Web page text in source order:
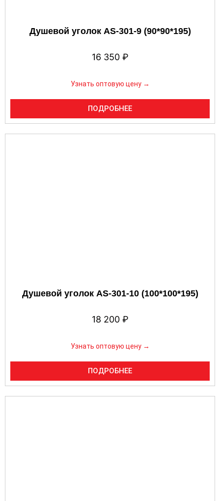
Душевой уголок AS-301-9 (90*90*195)
16 350 ₽
Узнать оптовую цену →
ПОДРОБНЕЕ
Душевой уголок AS-301-10 (100*100*195)
18 200 ₽
Узнать оптовую цену →
ПОДРОБНЕЕ